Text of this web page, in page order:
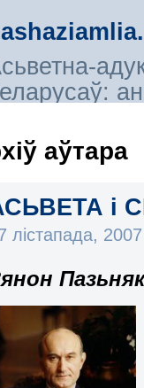
аўтара
і
лістапада,